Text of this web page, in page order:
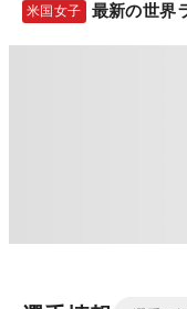
米国女子 最新の世界